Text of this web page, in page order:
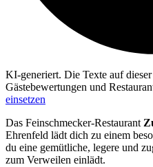
KI-generiert. Die Texte auf
Gästebewertungen und
einsetzen
Das Feinschmecker-Restaurant
Ehrenfeld lädt dich zu einem
du eine gemütliche, legere und
zum Verweilen einlädt.